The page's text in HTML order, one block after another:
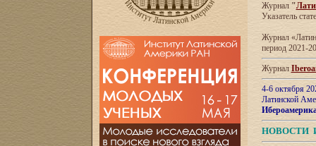
Журнал"
Указатель
Журнал
период 2021-
Журнал
4-6 октября
Латинской
НОВОСТИ